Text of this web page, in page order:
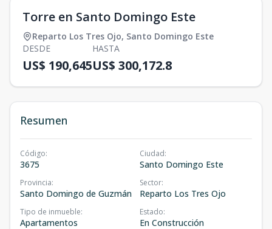
Torre en Santo Domingo Este
Reparto Los Tres Ojo, Santo Domingo Este
DESDE
US$ 190,645
HASTA
US$ 300,172.8
Resumen
Código:
3675
Ciudad:
Santo Domingo Este
Provincia:
Santo Domingo de Guzmán
Sector:
Reparto Los Tres Ojo
Tipo de inmueble:
Apartamentos
Estado:
En Construcción